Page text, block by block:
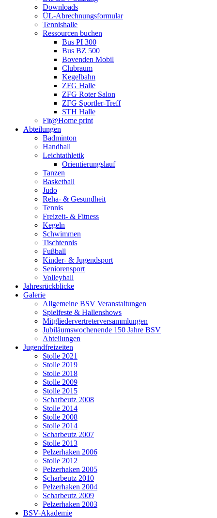
Downloads
ÜL-Abrechnungsformular
Tennishalle
Ressourcen buchen
Bus PI 300
Bus BZ 500
Bovenden Mobil
Clubraum
Kegelbahn
ZFG Halle
ZFG Roter Salon
ZFG Sportler-Treff
STH Halle
Fit@Home print
Abteilungen
Badminton
Handball
Leichtathletik
Orientierungslauf
Tanzen
Basketball
Judo
Reha- & Gesundheit
Tennis
Freizeit- & Fitness
Kegeln
Schwimmen
Tischtennis
Fußball
Kinder- & Jugendsport
Seniorensport
Volleyball
Jahresrückblicke
Galerie
Allgemeine BSV Veranstaltungen
Spielfeste & Hallenshows
Mitgliedervertreterversammlungen
Jubiläumswochenende 150 Jahre BSV
Abteilungen
Jugendfreizeiten
Stolle 2021
Stolle 2019
Stolle 2018
Stolle 2009
Stolle 2015
Scharbeutz 2008
Stolle 2014
Stolle 2008
Stolle 2014
Scharbeutz 2007
Stolle 2013
Pelzerhaken 2006
Stolle 2012
Pelzerhaken 2005
Scharbeutz 2010
Pelzerhaken 2004
Scharbeutz 2009
Pelzerhaken 2003
BSV-Akademie